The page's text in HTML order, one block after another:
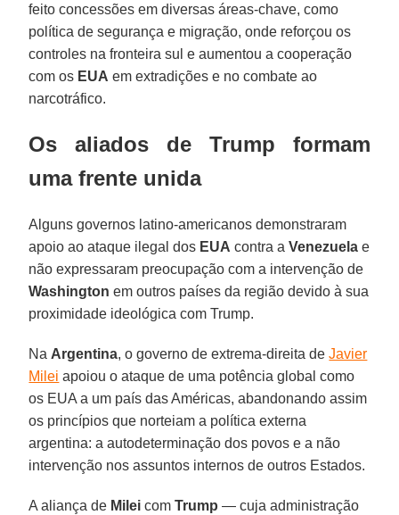
feito concessões em diversas áreas-chave, como
política de segurança e migração, onde reforçou os
controles na fronteira sul e aumentou a cooperação
com os EUA em extradições e no combate ao
narcotráfico.
Os aliados de Trump formam
uma frente unida
Alguns governos latino-americanos demonstraram
apoio ao ataque ilegal dos EUA contra aVenezuela e
não expressaram preocupação com a intervenção de
Washington em outros países da região devido à sua
proximidade ideológica com Trump.
Na Argentina, o governo de extrema-direita deJavier
Milei apoiou o ataque de uma potência global como
os EUA a um país das Américas, abandonando assim
os princípios que norteiam a política externa
argentina: a autodeterminação dos povos e a não
intervenção nos assuntos internos de outros Estados.
A aliança de Milei comTrump — cuja administração